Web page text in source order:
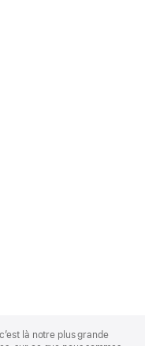
là notre plus grande